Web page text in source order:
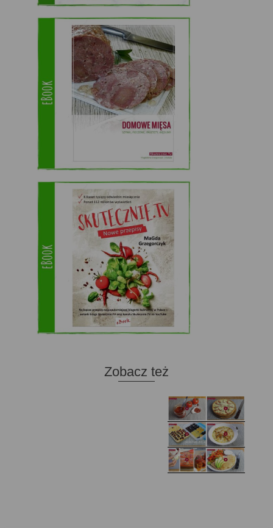
Zobacz też
Domowy ketchup (bez
cukru)
Tarta francuska z
cebulą i pomidorem
Domowe żelki
Zupa kurkowa z
selerem i pietruszką